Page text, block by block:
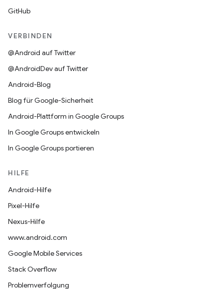
GitHub
VERBINDEN
@Android auf Twitter
@AndroidDev auf Twitter
Android-Blog
Blog für Google-Sicherheit
Android-Plattform in Google Groups
In Google Groups entwickeln
In Google Groups portieren
HILFE
Android-Hilfe
Pixel-Hilfe
Nexus-Hilfe
www.android.com
Google Mobile Services
Stack Overflow
Problemverfolgung